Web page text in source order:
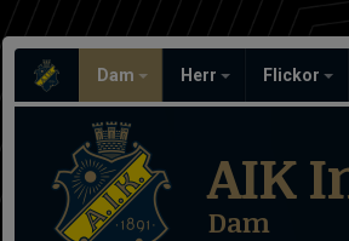
Dam Herr Flickor
AIK
Dam